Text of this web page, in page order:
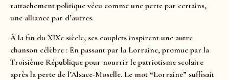
rattachement politique vécu comme une perte par certains,
une alliance par d’autres.
À la fin du XIXe siècle, ses couplets inspirent une autre
chanson célèbre : En passant par la Lorraine, promue par la
Troisième République pour nourrir le patriotisme scolaire
après la perte de l’Alsace-Moselle. Le mot “Lorraine” suffisait